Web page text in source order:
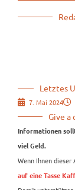
Letztes
7. Mai 2024
Give a
Informationen
viel Geld.
Wenn Ihnen
auf eine Tasse